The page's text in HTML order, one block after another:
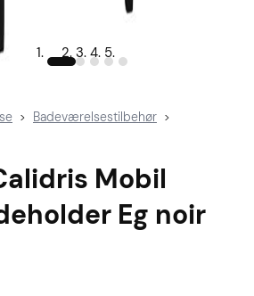
> Badeværelsestilbehør >
Mobil
Eg noir